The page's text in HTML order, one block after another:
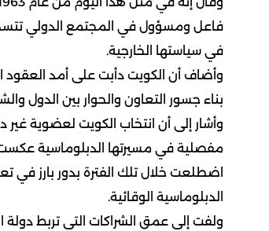
فاعل ومسؤول في المجتمع الدولي تتسم
في سياستها الخارجية.
وأضاف أن الكويت دأبت على أمد
بناء جسور التعاون والحوار بين الدول
مفصلية في مسيرتها الدبلوماسية عكست
اضطلعت خلال تلك الفترة بدور بارز في
الدبلوماسية الوقائية.
ولفت إلى عمق الشراكات التي تربط